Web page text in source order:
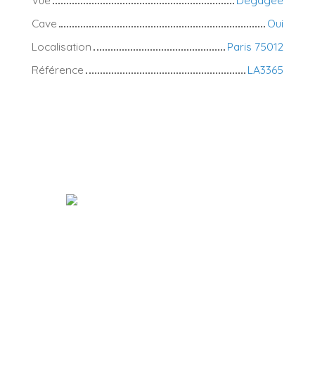
Cave
Oui
Localisation
Paris 75012
Référence
LA3365